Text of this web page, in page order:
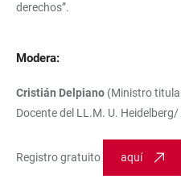
derechos”.
Modera:
Cristián Delpiano (Ministro
Docente del LL.M. U. Heidelberg/
Registro gratuito aquí